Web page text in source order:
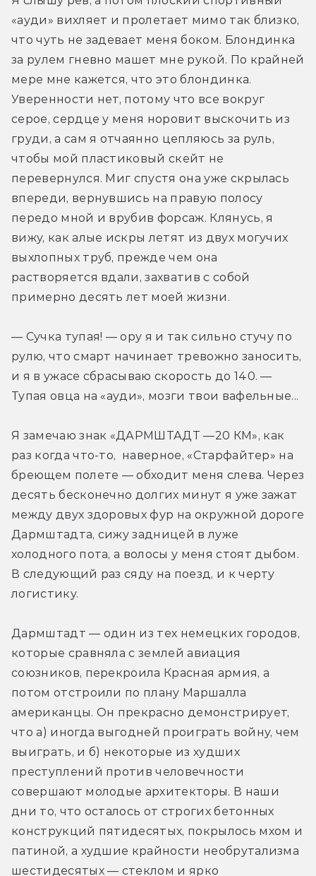
«ауди» вихляет и пролетает мимо так близко,
что чуть не задевает меня боком. Блондинка
за рулем гневно машет мне рукой. По крайней
мере мне кажется, что это блондинка.
Уверенности нет, потому что все вокруг
серое, сердце у меня норовит выскочить из
груди, а сам я отчаянно цепляюсь за руль,
чтобы мой пластиковый скейт не
перевернулся. Миг спустя она уже скрылась
впереди, вернувшись на правую полосу
передо мной и врубив форсаж. Клянусь, я
вижу, как алые искры летят из двух могучих
выхлопных труб, прежде чем она
растворяется вдали, захватив с собой
примерно десять лет моей жизни.
— Сучка тупая! — ору я и так сильно стучу по
рулю, что смарт начинает тревожно заносить,
и я в ужасе сбрасываю скорость до 140. —
Тупая овца на «ауди», мозги твои вафельные...
Я замечаю знак «ДАРМШТАДТ —20 КМ», как
раз когда что-то,  наверное, «Старфайтер» на
бреющем полете — обходит меня слева. Через
десять бесконечно долгих минут я уже зажат
между двух здоровых фур на окружной дороге
Дармштадта, сижу задницей в луже
холодного пота, а волосы у меня стоят дыбом.
В следующий раз сяду на поезд, и к черту
логистику.
Дармштадт — один из тех немецких городов,
которые сравняла с землей авиация
союзников, перекроила Красная армия, а
потом отстроили по плану Маршалла
американцы. Он прекрасно демонстрирует,
что а) иногда выгодней проиграть войну, чем
выиграть, и б) некоторые из худших
преступлений против человечности
совершают молодые архитекторы. В наши
дни то, что осталось от строгих бетонных
конструкций пятидесятых, покрылось мхом и
патиной, а худшие крайности необрутализма
шестидесятых — стеклом и ярко